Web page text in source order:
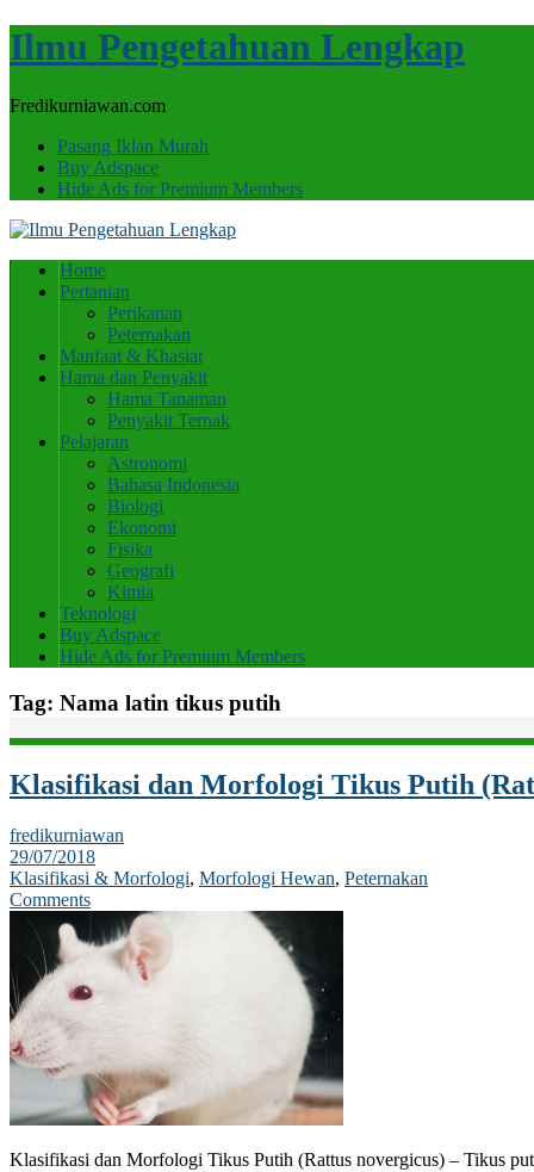
Ilmu Pengetahuan Lengkap
Fredikurniawan.com
Pasang Iklan Murah
Buy Adspace
Hide Ads for Premium Members
Home
Pertanian
Perikanan
Peternakan
Manfaat & Khasiat
Hama dan Penyakit
Hama Tanaman
Penyakit Ternak
Pelajaran
Astronomi
Bahasa Indonesia
Biologi
Ekonomi
Fisika
Geografi
Kimia
Teknologi
Buy Adspace
Hide Ads for Premium Members
Tag: Nama latin tikus putih
Klasifikasi dan Morfologi Tikus Putih
fredikurniawan
29/07/2018
Klasifikasi & Morfologi, Morfologi Hewan, Peternakan
Comments
Klasifikasi dan Morfologi Tikus Putih (Rattus novergicus) – Tikus